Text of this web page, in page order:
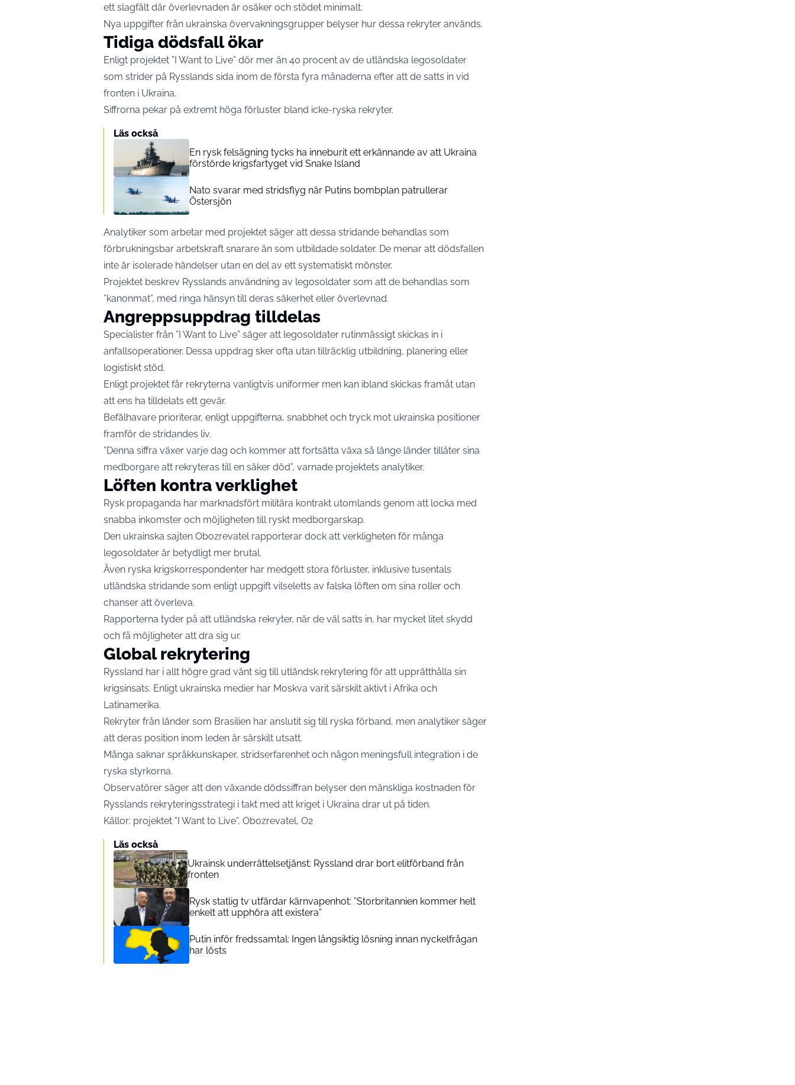
ett slagfält där överlevnaden är osäker och stödet minimalt.
Nya uppgifter från ukrainska övervakningsgrupper belyser hur dessa rekryter används.
Tidiga dödsfall ökar
Enligt projektet ”I Want to Live” dör mer än 40 procent av de utländska legosoldater
som strider på Rysslands sida inom de första fyra månaderna efter att de satts in vid
fronten i Ukraina.
Siffrorna pekar på extremt höga förluster bland icke-ryska rekryter.
Läs också
En rysk felsägning tycks ha inneburit ett erkännande av att Ukraina
förstörde krigsfartyget vid Snake Island
Nato svarar med stridsflyg när Putins bombplan patrullerar
Östersjön
Analytiker som arbetar med projektet säger att dessa stridande behandlas som
förbrukningsbar arbetskraft snarare än som utbildade soldater. De menar att dödsfallen
inte är isolerade händelser utan en del av ett systematiskt mönster.
Projektet beskrev Rysslands användning av legosoldater som att de behandlas som
”kanonmat”, med ringa hänsyn till deras säkerhet eller överlevnad.
Angreppsuppdrag tilldelas
Specialister från ”I Want to Live” säger att legosoldater rutinmässigt skickas in i
anfallsoperationer. Dessa uppdrag sker ofta utan tillräcklig utbildning, planering eller
logistiskt stöd.
Enligt projektet får rekryterna vanligtvis uniformer men kan ibland skickas framåt utan
att ens ha tilldelats ett gevär.
Befälhavare prioriterar, enligt uppgifterna, snabbhet och tryck mot ukrainska positioner
framför de stridandes liv.
”Denna siffra växer varje dag och kommer att fortsätta växa så länge länder tillåter sina
medborgare att rekryteras till en säker död”, varnade projektets analytiker.
Löften kontra verklighet
Rysk propaganda har marknadsfört militära kontrakt utomlands genom att locka med
snabba inkomster och möjligheten till ryskt medborgarskap.
Den ukrainska sajten Obozrevatel rapporterar dock att verkligheten för många
legosoldater är betydligt mer brutal.
Även ryska krigskorrespondenter har medgett stora förluster, inklusive tusentals
utländska stridande som enligt uppgift vilseletts av falska löften om sina roller och
chanser att överleva.
Rapporterna tyder på att utländska rekryter, när de väl satts in, har mycket litet skydd
och få möjligheter att dra sig ur.
Global rekrytering
Ryssland har i allt högre grad vänt sig till utländsk rekrytering för att upprätthålla sin
krigsinsats. Enligt ukrainska medier har Moskva varit särskilt aktivt i Afrika och
Latinamerika.
Rekryter från länder som Brasilien har anslutit sig till ryska förband, men analytiker säger
att deras position inom leden är särskilt utsatt.
Många saknar språkkunskaper, stridserfarenhet och någon meningsfull integration i de
ryska styrkorna.
Observatörer säger att den växande dödssiffran belyser den mänskliga kostnaden för
Rysslands rekryteringsstrategi i takt med att kriget i Ukraina drar ut på tiden.
Källor: projektet ”I Want to Live”, Obozrevatel, O2
Läs också
Ukrainsk underrättelsetjänst: Ryssland drar bort elitförband från
fronten
Rysk statlig tv utfärdar kärnvapenhot: ”Storbritannien kommer helt
enkelt att upphöra att existera”
Putin inför fredssamtal: Ingen långsiktig lösning innan nyckelfrågan
har lösts